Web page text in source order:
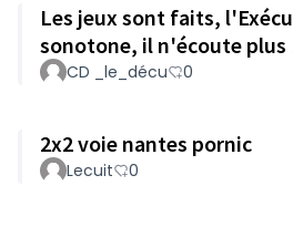
Les jeux sont faits,
sonotone, il n'écoute plus
CD _le_décu 0
2x2 voie nantes pornic
Lecuit 0